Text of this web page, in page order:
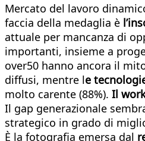
Mercato del lavoro
faccia della medaglia è
attuale per mancanza di
importanti, insieme a
over50 hanno ancora il
diffusi, mentre le
molto carente (88%). Il
Il gap generazionale
strategico in grado di
È la fotografia emersa dal